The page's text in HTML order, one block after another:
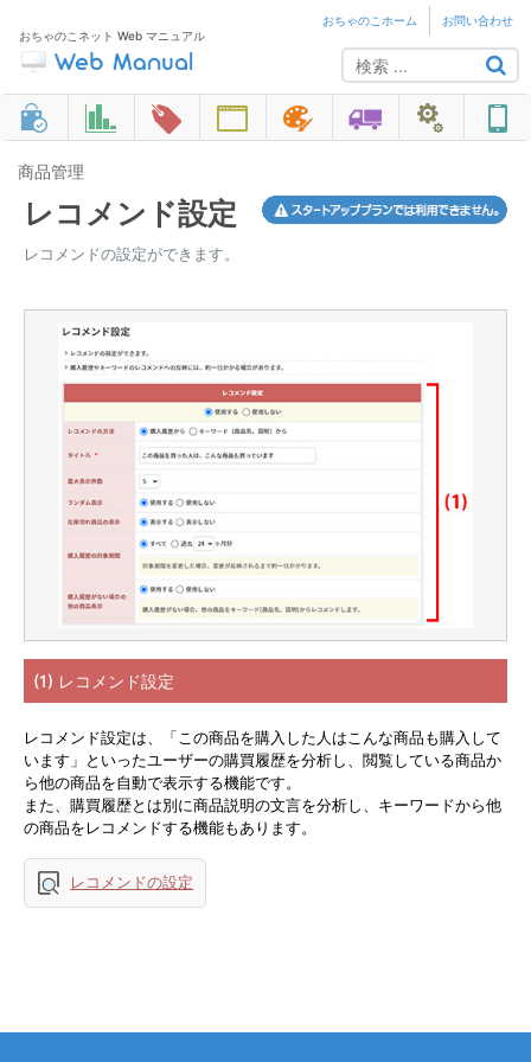
おちゃのこネット Web マニュアル
おちゃのこホーム お問い合わせ
商品管理
レコメンド設定
レコメンドの設定ができます。
(1) レコメンド設定
レコメンド設定は、「この商品を購入した人はこんな商品も購入して
います」といったユーザーの購買履歴を分析し、閲覧している商品か
ら他の商品を自動で表示する機能です。
また、購買履歴とは別に商品説明の文言を分析し、キーワードから他
の商品をレコメンドする機能もあります。
レコメンドの設定